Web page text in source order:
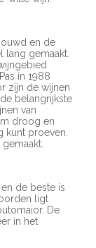
en de
gemaakt.
in 1988
zijn de wijnen
belangrijkste
van
droog en
kunt proeven.
de beste is
ligt
De
in het